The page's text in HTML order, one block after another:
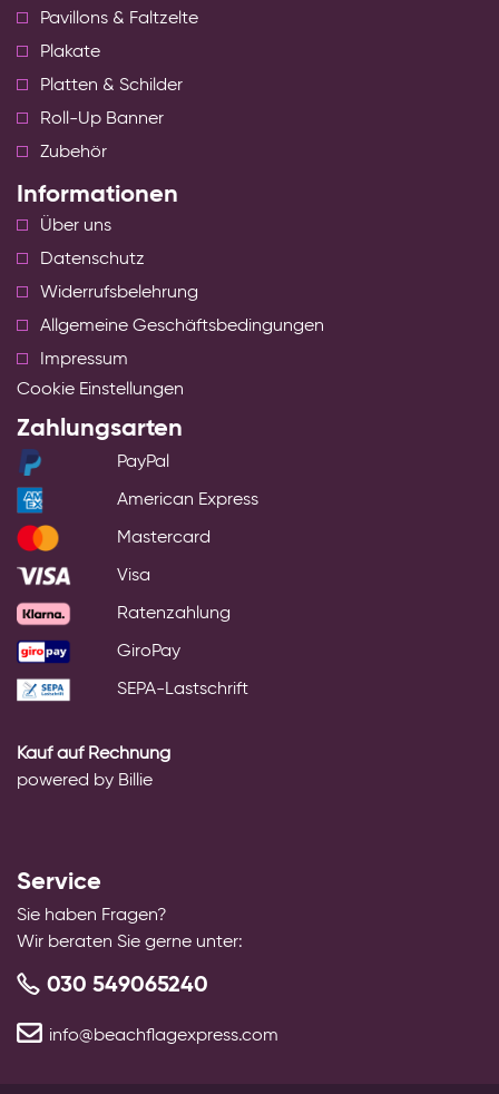
Pavillons & Faltzelte
Plakate
Platten & Schilder
Roll-Up Banner
Zubehör
Informationen
Über uns
Datenschutz
Widerrufsbelehrung
Allgemeine Geschäftsbedingungen
Impressum
Cookie Einstellungen
Zahlungsarten
PayPal
American Express
Mastercard
Visa
Ratenzahlung
GiroPay
SEPA-Lastschrift
Kauf auf Rechnung
powered by Billie
Service
Sie haben Fragen?
Wir beraten Sie gerne unter:
030 549065240
info@beachflagexpress.com